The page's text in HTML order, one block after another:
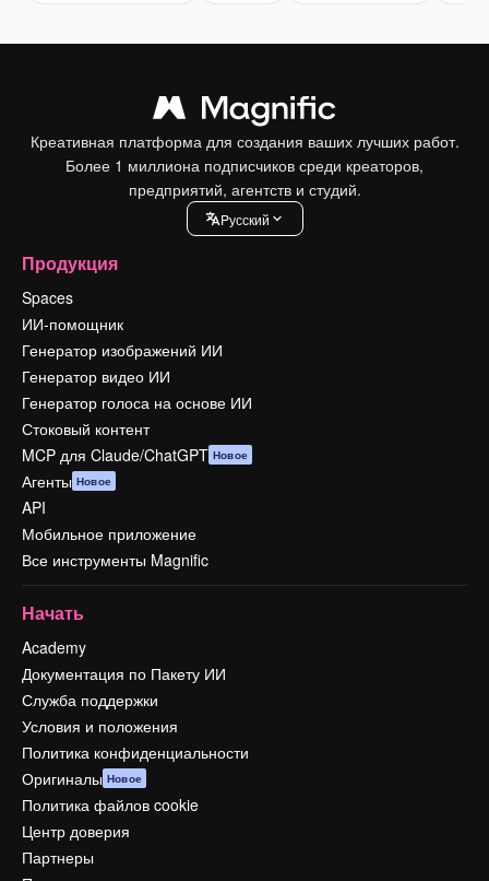
Креативная платформа для создания ваших лучших работ.
Более 1 миллиона подписчиков среди креаторов,
предприятий, агентств и студий.
Pусский
Продукция
Spaces
ИИ-помощник
Генератор изображений ИИ
Генератор видео ИИ
Генератор голоса на основе ИИ
Стоковый контент
MCP для Claude/ChatGPT Новое
Агенты Новое
API
Мобильное приложение
Все инструменты Magnific
Начать
Academy
Документация по Пакету ИИ
Служба поддержки
Условия и положения
Политика конфиденциальности
Оригиналы Новое
Политика файлов cookie
Центр доверия
Партнеры